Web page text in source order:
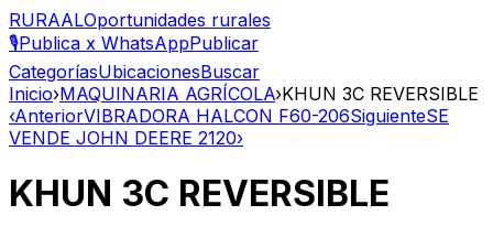
RURAALOportunidades rurales
🎙️Publica x WhatsAppPublicar
CategoríasUbicacionesBuscar
Inicio›MAQUINARIA AGRÍCOLA›KHUN 3C REVERSIBLE
‹AnteriorVIBRADORA HALCON F60-206SiguienteSE
VENDE JOHN DEERE 2120›
KHUN 3C REVERSIBLE